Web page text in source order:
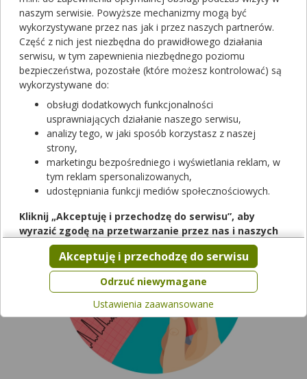
Publikacja: 2019-11-15 13:58 Aktualizacja: 2025-06-03 14:20
Zaburzenia rytmu serca, czyli arytmie, są stanem, w którym
skurcze mięśnia sercowego są nieregularne, a ich częstotliwość
jest znacząco podwyższona. Jednym z najczęściej
diagnozowanych zaburzeń jest migotanie przedsionków.
Szacuje się, że zmaga się z nim 1-2% populacji. Kto najczęściej
cierpi na migotanie przedsionków? Czy jest ono groźne dla
zdrowia? Jak należy leczyć ten rodzaj arytmii?
Artykuł rekomendowany przez:
magister farmacji Bartłomiej Łuczyński
naszym serwisie. Powyższe mechanizmy mogą być
wykorzystywane przez nas jak i przez naszych partnerów.
Część z nich jest niezbędna do prawidłowego działania
serwisu, w tym zapewnienia niezbędnego poziomu
bezpieczeństwa, pozostałe (które możesz kontrolować) są
wykorzystywane do:
obsługi dodatkowych funkcjonalności
usprawniających działanie naszego serwisu,
analizy tego, w jaki sposób korzystasz z naszej
strony,
marketingu bezpośredniego i wyświetlania reklam, w
tym reklam spersonalizowanych,
udostępniania funkcji mediów społecznościowych.
Kliknij „Akceptuję i przechodzę do serwisu”, aby
wyrazić zgodę na przetwarzanie przez nas i naszych
partnerów Twoich danych w powyższych celach.
Pamiętaj, że wyrażenie zgody jest dobrowolne, a wyrażoną
zgodę możesz w każdej chwili cofnąć, możesz też wycofać
zgodę na przetwarzanie Twoich danych tylko w niektórych
celach. Jeżeli chcesz dowiedzieć się więcej lub chcesz
przeprowadzić konfigurację szczegółową, to możesz tego
dokonać za pomocą „Ustawień zaawansowanych”.
Więcej informacji na temat wykorzystywania narzędzi
zewnętrznych w naszym serwisie znajdziesz w
Odrzuć niewymagane
Akceptuję i przechodzę do serwisu
Ustawienia zaawansowane